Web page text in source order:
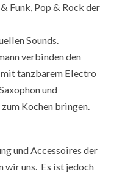
Funk, Pop & Rock der
Sounds.
verbin­den den
mit tanz­ba­rem Elec­tro
und
Kochen bringen.
und Accessoires der
wir uns. Es ist jedoch